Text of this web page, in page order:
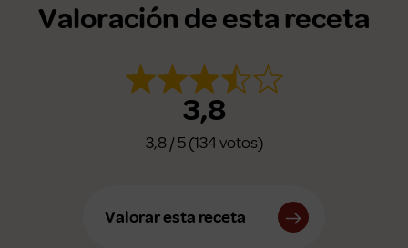
Valoración de esta receta
3,8
3,8 / 5 (134 votos)
Valorar esta receta